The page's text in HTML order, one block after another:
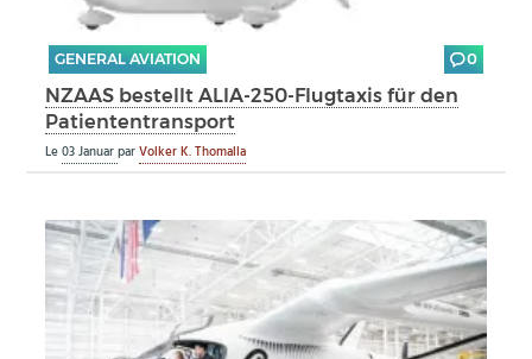
GENERAL AVIATION 0
NZAAS bestellt ALIA-250-Flugtaxis für den
Patiententransport
Le03 JanuarparVolker K. Thomalla